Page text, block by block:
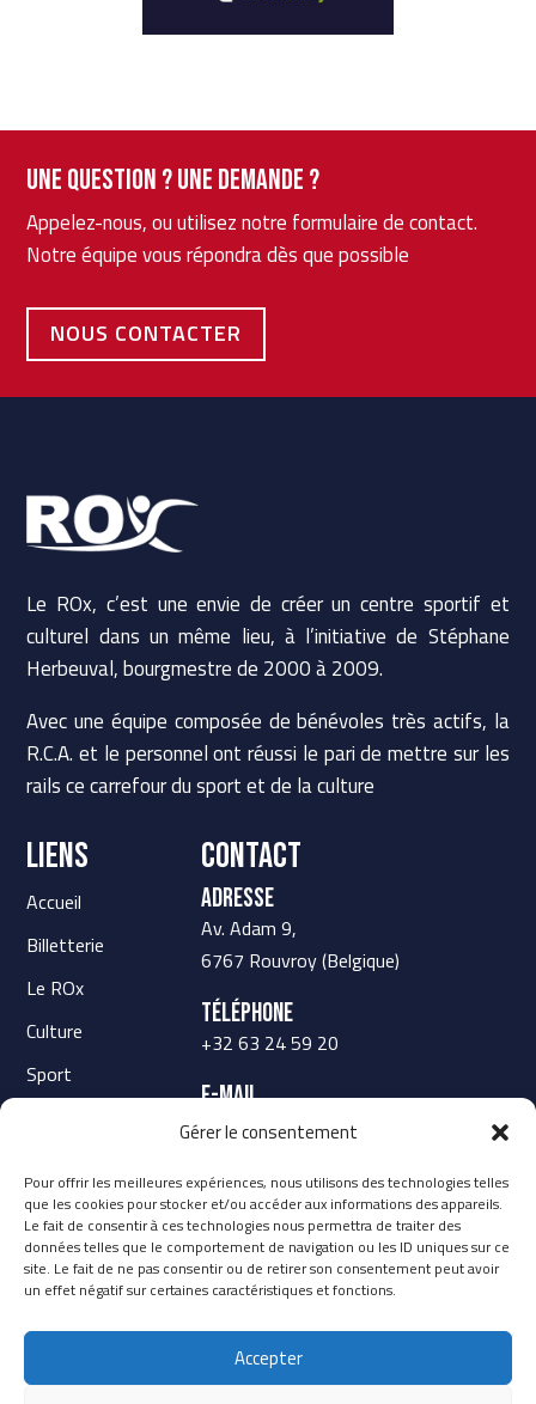
Gérer le consentement
Pour offrir les meilleures expériences, nous utilisons des technologies telles
que les cookies pour stocker et/ou accéder aux informations des appareils.
Le fait de consentir à ces technologies nous permettra de traiter des
données telles que le comportement de navigation ou les ID uniques sur ce
site. Le fait de ne pas consentir ou de retirer son consentement peut avoir
un effet négatif sur certaines caractéristiques et fonctions.
Accepter
Une question ? Une demande ?
Appelez-nous, ou utilisez notre formulaire de contact.
Notre équipe vous répondra dès que possible
NOUS CONTACTER
Le ROx, c’est une envie de créer un centre sportif et
culturel dans un même lieu, à l’initiative de Stéphane
Herbeuval, bourgmestre de 2000 à 2009.
Avec une équipe composée de bénévoles très actifs, la
R.C.A. et le personnel ont réussi le pari de mettre sur les
rails ce carrefour du sport et de la culture
LIENS
Accueil
Billetterie
Le ROx
Culture
Sport
Contact
Adresse
Av. Adam 9,
6767 Rouvroy (Belgique)
Téléphone
+32 63 24 59 20
E-mail
secretariat@rox-rouvroy.be